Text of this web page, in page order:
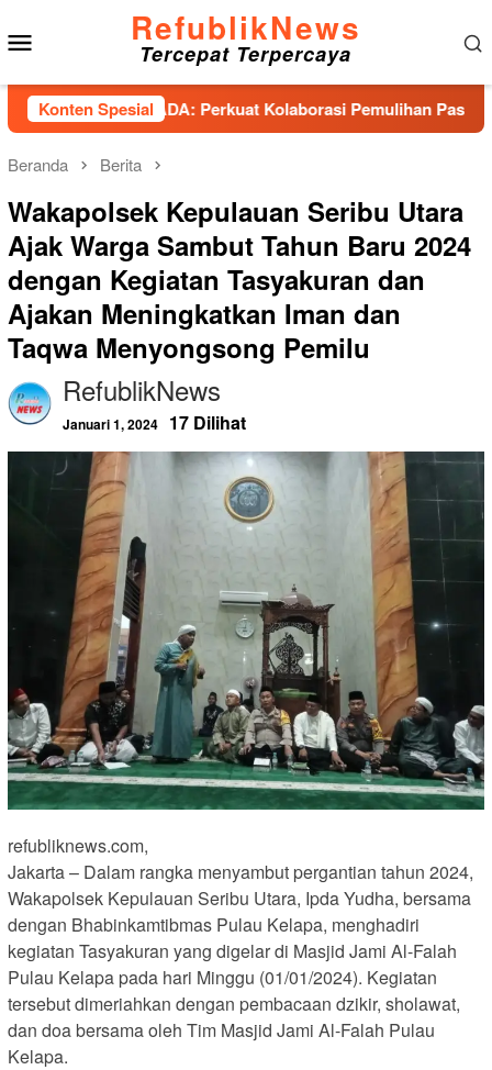
ke
konten
RefublikNews
Tercepat Terpercaya
Konten Spesial
PESADA: Perkuat Kolaborasi Pemulihan Pascabencana
Beranda Berita
Wakapolsek Kepulauan Seribu Utara
Ajak Warga Sambut Tahun Baru 2024
dengan Kegiatan Tasyakuran dan
Ajakan Meningkatkan Iman dan
Taqwa Menyongsong Pemilu
RefublikNews
Januari 1, 2024 17 Dilihat
refubliknews.com,
Jakarta – Dalam rangka menyambut pergantian tahun 2024,
Wakapolsek Kepulauan Seribu Utara, Ipda Yudha, bersama
dengan Bhabinkamtibmas Pulau Kelapa, menghadiri
kegiatan Tasyakuran yang digelar di Masjid Jami Al-Falah
Pulau Kelapa pada hari Minggu (01/01/2024). Kegiatan
tersebut dimeriahkan dengan pembacaan dzikir, sholawat,
dan doa bersama oleh Tim Masjid Jami Al-Falah Pulau
Kelapa.